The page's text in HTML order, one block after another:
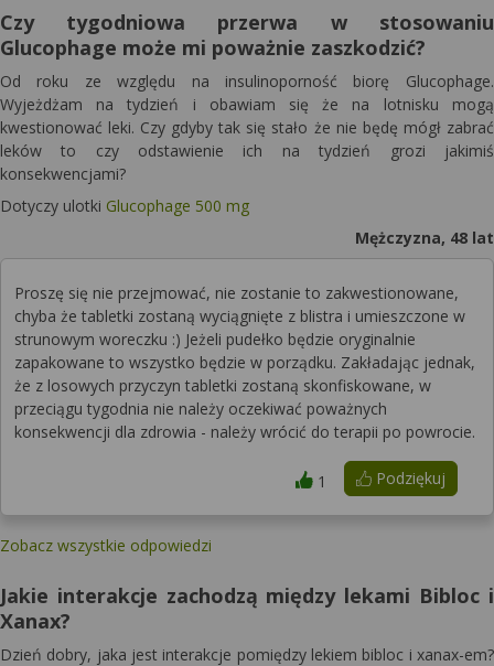
Czy tygodniowa przerwa w stosowaniu
Glucophage może mi poważnie zaszkodzić?
Od roku ze względu na insulinoporność biorę Glucophage.
Wyjeżdżam na tydzień i obawiam się że na lotnisku mogą
kwestionować leki. Czy gdyby tak się stało że nie będę mógł zabrać
leków to czy odstawienie ich na tydzień grozi jakimiś
konsekwencjami?
Dotyczy ulotki Glucophage 500 mg
Mężczyzna, 48 lat
Proszę się nie przejmować, nie zostanie to zakwestionowane,
chyba że tabletki zostaną wyciągnięte z blistra i umieszczone w
strunowym woreczku :) Jeżeli pudełko będzie oryginalnie
zapakowane to wszystko będzie w porządku. Zakładając jednak,
że z losowych przyczyn tabletki zostaną skonfiskowane, w
przeciągu tygodnia nie należy oczekiwać poważnych
konsekwencji dla zdrowia - należy wrócić do terapii po powrocie.
Podziękuj
1
Zobacz wszystkie odpowiedzi
Jakie interakcje zachodzą między lekami Bibloc i
Xanax?
Dzień dobry, jaka jest interakcje pomiędzy lekiem bibloc i xanax-em?